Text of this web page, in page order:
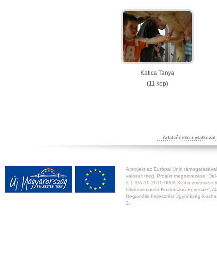
Katica Tanya
(11 kép)
Adatvédelmi nyilatkozat
A projekt az Európai Unió
valósult meg. Projekt megnevezése:
2.1.3/A-10-2010-0008
Ökoturizmusért Közhasznú
Regionális Fejlesztési Ügynökség
3.